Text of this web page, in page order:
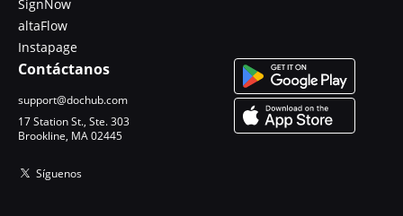
SignNow
altaFlow
Instapage
Contáctanos
support@dochub.com
17 Station St., Ste. 303
Brookline, MA 02445
Síguenos